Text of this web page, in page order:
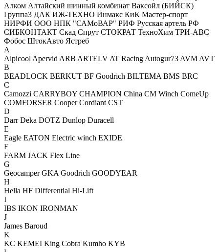
Алком Алтайский шинный комбинат Ваксойл (БИЙСК)
Группа3 ДАК ИЖ-ТЕХНО Инмакс КиК Мастер-спорт
НИРФИ ООО НПК "САМоВАР" РИФ Русская артель РФ
СИБКОНТАКТ Скад Спрут СТОКРАТ ТехноХим ТРИ-АВС
Фобос ШтокАвто Ястреб
A
Alpicool Apervid ARB ARTELV AT Racing Autogur73 AVM AVT
B
BEADLOCK BERKUT BF Goodrich BILTEMA BMS BRC
C
Camozzi CARRYBOY CHAMPION China CM Winch ComeUp
COMFORSER Cooper Cordiant CST
D
Darr Deka DOTZ Dunlop Duracell
E
Eagle EATON Electric winch EXIDE
F
FARM JACK Flex Line
G
Geocamper GKA Goodrich GOODYEAR
H
Hella HF Differential Hi-Lift
I
IBS IKON IRONMAN
J
James Baroud
K
KC KEMEI King Cobra Kumho KYB